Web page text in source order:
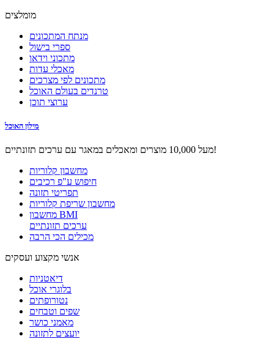
מומלצים
מנתח המתכונים
ספרי בישול
מתכוני וידאו
מאכלי עדות
מתכונים לפי מצרכים
טרנדים בעולם האוכל
ערוצי תוכן
מילון האוכל
מעל 10,000 מוצרים ומאכלים במאגר עם ערכים תזונתיים!
מחשבון קלוריות
חיפוש ע"פ רכיבים
תפריטי תזונה
מחשבון שריפת קלוריות
מחשבון BMI
ערכים תזונתיים
מכילים הכי הרבה
אנשי מקצוע ועסקים
דיאטניות
בלוגרי אוכל
נטורופתים
שפים וטבחים
מאמני כושר
יועצים לתזונה